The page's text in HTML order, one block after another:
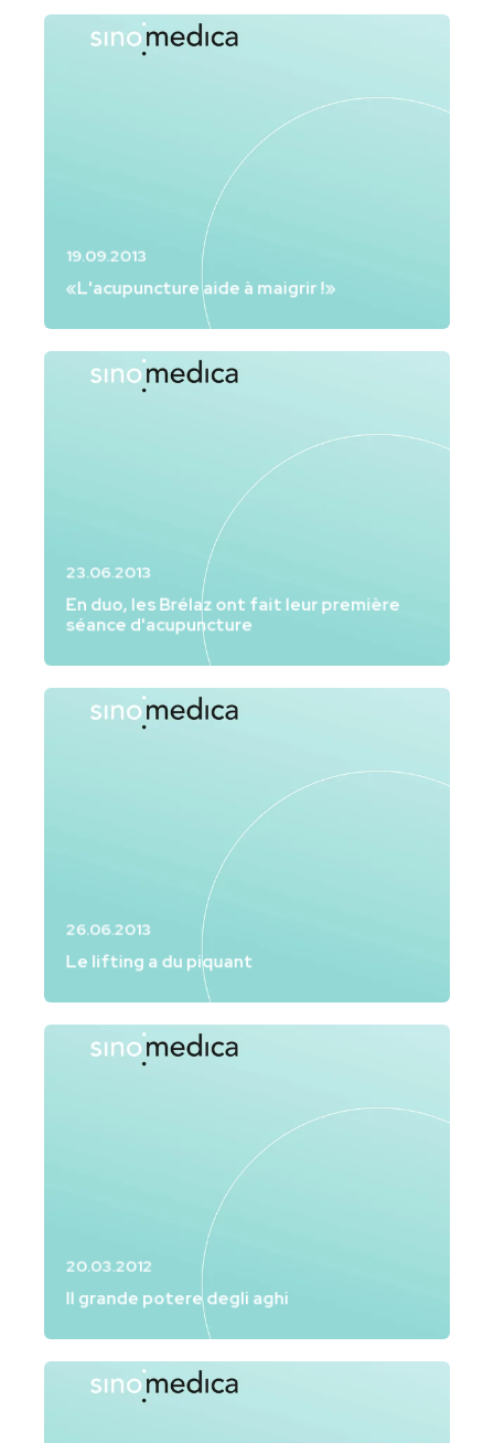
19.09.2013
«L'acupuncture aide à maigrir !»
23.06.2013
En duo, les Brélaz ont fait leur première
séance d'acupuncture
26.06.2013
Le lifting a du piquant
20.03.2012
Il grande potere degli aghi